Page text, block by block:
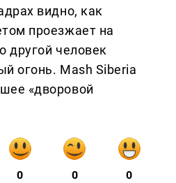
видно, как
проезжает на
другой человек
огонь. Mash Siberia
«дворовой
0 0 0